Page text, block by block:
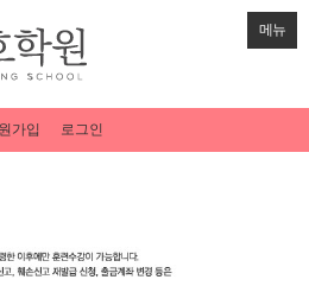
메뉴
가입 로그인